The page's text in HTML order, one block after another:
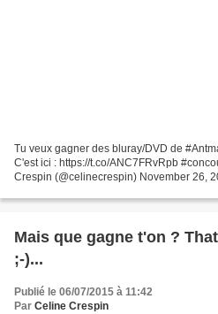
Tu veux gagner des bluray/DVD de
C'est ici : https://t.co/ANC7FRvRpb
Crespin (@celinecrespin) November 26,
Mais que gagne t'on ?
;-)...
Publié le 06/07/2015 à 11:42
Par Celine Crespin